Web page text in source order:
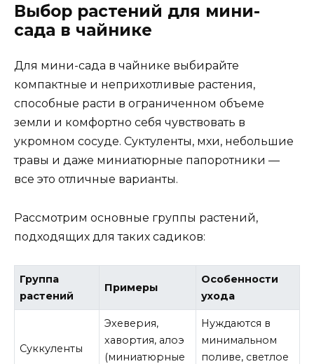
Выбор растений для мини-
сада в чайнике
Для мини-сада в чайнике выбирайте
компактные и неприхотливые растения,
способные расти в ограниченном объеме
земли и комфортно себя чувствовать в
укромном сосуде. Суктуленты, мхи, небольшие
травы и даже миниатюрные папоротники —
все это отличные варианты.
Рассмотрим основные группы растений,
подходящих для таких садиков:
Группа
растений
Примеры
Особенности
ухода
Суккуленты
Эхеверия,
хавортия, алоэ
(миниатюрные
Нуждаются в
минимальном
поливе, светлое